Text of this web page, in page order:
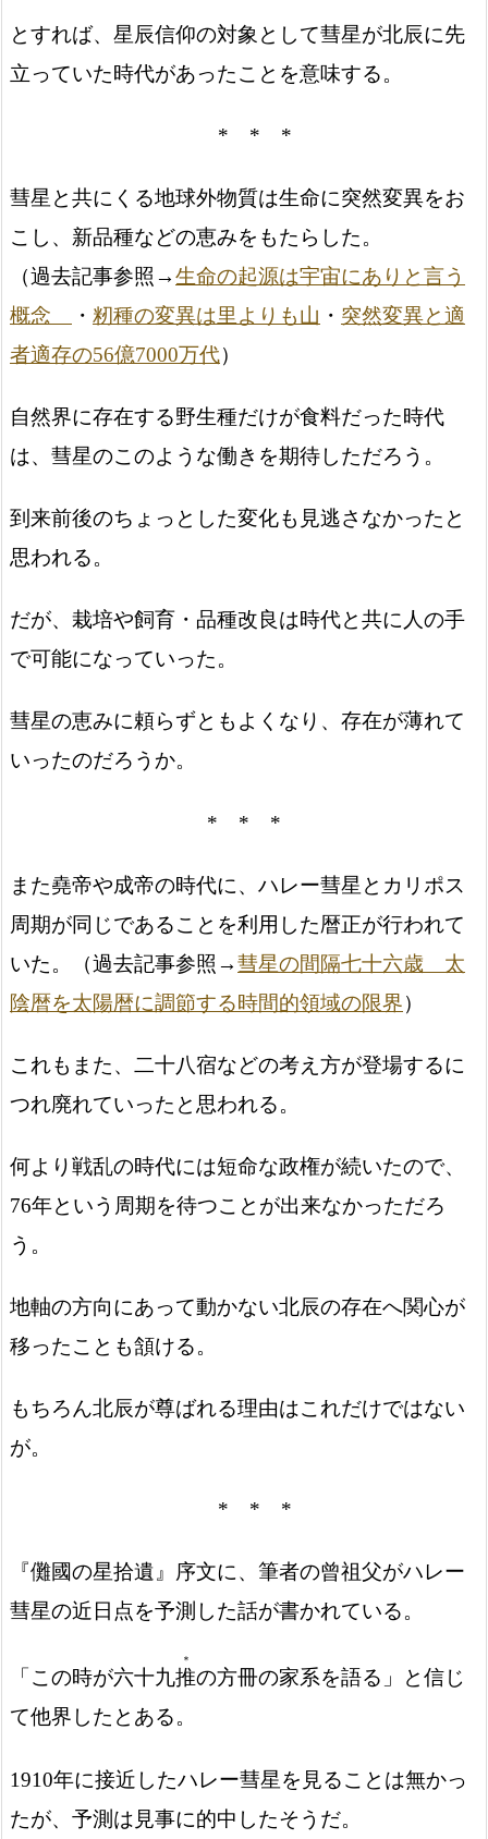
とすれば、星辰信仰の対象として彗星が北辰に先
立っていた時代があったことを意味する。
* * *
彗星と共にくる地球外物質は生命に突然変異をお
こし、新品種などの恵みをもたらした。
（過去記事参照→生命の起源は宇宙にありと言う
概念
・ 籾種の変異は里よりも山 ・ 突然変異と適
者適存の56億7000万代）
自然界に存在する野生種だけが食料だった時代
は、彗星のこのような働きを期待しただろう。
到来前後のちょっとした変化も見逃さなかったと
思われる。
だが、栽培や飼育・品種改良は時代と共に人の手
で可能になっていった。
彗星の恵みに頼らずともよくなり、存在が薄れて
いったのだろうか。
* * *
また堯帝や成帝の時代に、ハレー彗星とカリポス
周期が同じであることを利用した暦正が行われて
いた。（過去記事参照→彗星の間隔七十六歳 太
陰暦を太陽暦に調節する時間的領域の限界）
これもまた、二十八宿などの考え方が登場するに
つれ廃れていったと思われる。
何より戦乱の時代には短命な政権が続いたので、
76年という周期を待つことが出来なかっただろ
う。
地軸の方向にあって動かない北辰の存在へ関心が
移ったことも頷ける。
もちろん北辰が尊ばれる理由はこれだけではない
が。
* * *
『儺國の星拾遺』序文に、筆者の曾祖父がハレー
彗星の近日点を予測した話が書かれている。
「この時が六十九推
＊
の方冊の家系を語る」と信じ
て他界したとある。
1910年に接近したハレー彗星を見ることは無かっ
たが、予測は見事に的中したそうだ。